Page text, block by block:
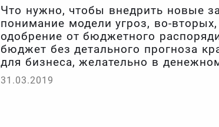
Что нужно, чтобы внедрить новые
понимание модели угроз, во-
одобрение от бюджетного
бюджет без детального прогноза
для бизнеса, желательно в
разработали новое решение для
преимущества которого
31.03.2019